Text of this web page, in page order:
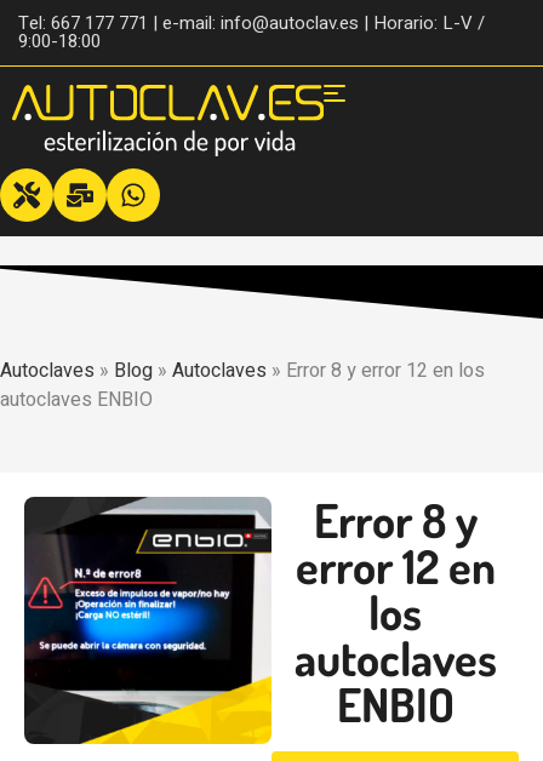
Tel: 667 177 771 | e-mail: info@autoclav.es | Horario: L-V /
9:00-18:00
Autoclaves » Blog » Autoclaves » Error 8 y error 12 en los
autoclaves ENBIO
Error 8 y
error 12 en
los
autoclaves
ENBIO